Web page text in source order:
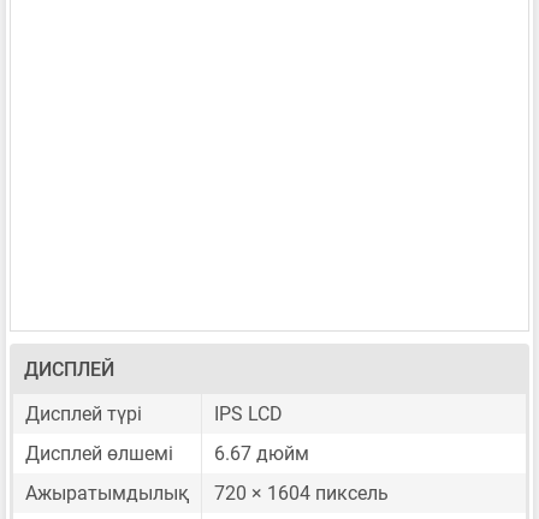
ДИСПЛЕЙ
Дисплей түрі
IPS LCD
Дисплей өлшемі
6.67 дюйм
Ажыратымдылық
720 × 1604 пиксель